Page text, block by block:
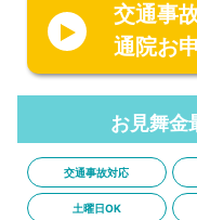
交通事
通院お
お見舞金
交通事故対応
土曜日OK